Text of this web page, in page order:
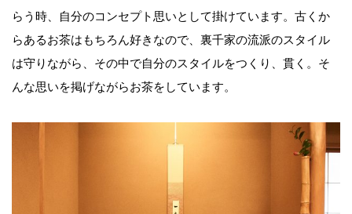
らう時、自分のコンセプト思いとして掛けています。古くか
らあるお茶はもちろん好きなので、裏千家の流派のスタイル
は守りながら、その中で自分のスタイルをつくり、貫く。そ
んな思いを掲げながらお茶をしています。